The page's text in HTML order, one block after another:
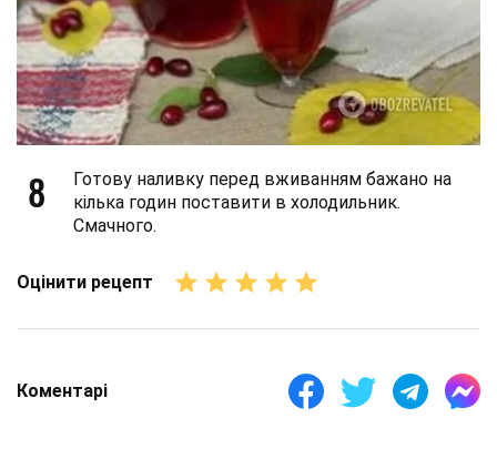
8
Готову наливку перед вживанням бажано на
кілька годин поставити в холодильник.
Смачного.
Оцінити рецепт
Коментарі